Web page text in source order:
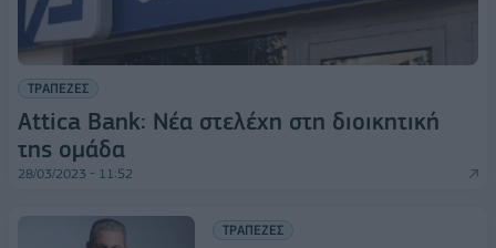
ΤΡΑΠΕΖΕΣ
Attica Bank: Νέα στελέχη στη διοικητική
της ομάδα
28/03/2023 - 11:52
ΤΡΑΠΕΖΕΣ